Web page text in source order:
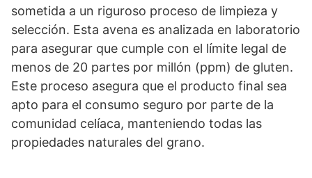
sometida a un riguroso proceso de limpieza y
selección. Esta avena es analizada en laboratorio
para asegurar que cumple con el límite legal de
menos de 20 partes por millón (ppm) de gluten.
Este proceso asegura que el producto final sea
apto para el consumo seguro por parte de la
comunidad celíaca, manteniendo todas las
propiedades naturales del grano.